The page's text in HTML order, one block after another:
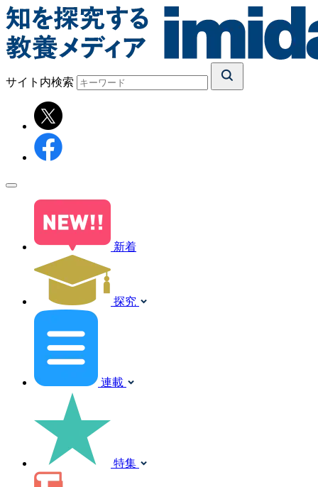
サイト内検索
新着
探究
連載
特集